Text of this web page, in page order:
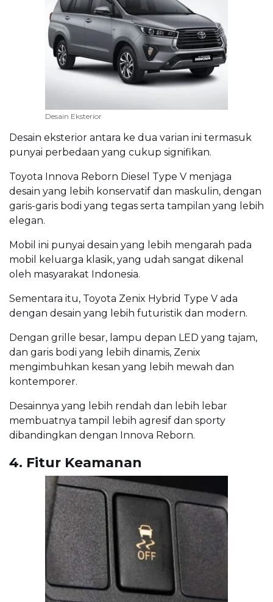
Desain Eksterior
Desain eksterior antara ke dua varian ini termasuk
punyai perbedaan yang cukup signifikan.
Toyota Innova Reborn Diesel Type V menjaga
desain yang lebih konservatif dan maskulin, dengan
garis-garis bodi yang tegas serta tampilan yang lebih
elegan.
Mobil ini punyai desain yang lebih mengarah pada
mobil keluarga klasik, yang udah sangat dikenal
oleh masyarakat Indonesia.
Sementara itu, Toyota Zenix Hybrid Type V ada
dengan desain yang lebih futuristik dan modern.
Dengan grille besar, lampu depan LED yang tajam,
dan garis bodi yang lebih dinamis, Zenix
mengimbuhkan kesan yang lebih mewah dan
kontemporer.
Desainnya yang lebih rendah dan lebih lebar
membuatnya tampil lebih agresif dan sporty
dibandingkan dengan Innova Reborn.
4. Fitur Keamanan